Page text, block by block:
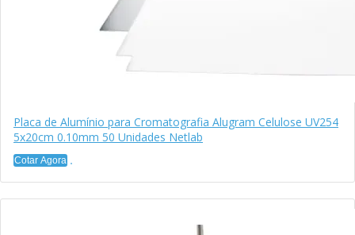
Placa de Alumínio para Cromatografia Alugram Celulose UV254
5x20cm 0.10mm 50 Unidades Netlab
Cotar Agora